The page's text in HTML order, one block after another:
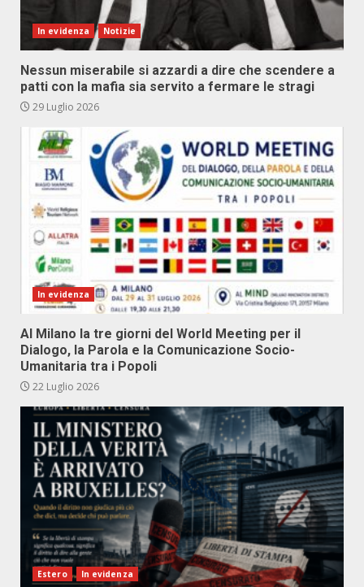
In evidenza Notizie
Nessun miserabile si azzardi a dire che scendere a
patti con la mafia sia servito a fermare le stragi
29 Luglio 2026
In evidenza
Al Milano la tre giorni del World Meeting per il
Dialogo, la Parola e la Comunicazione Socio-
Umanitaria tra i Popoli
22 Luglio 2026
Estero In evidenza